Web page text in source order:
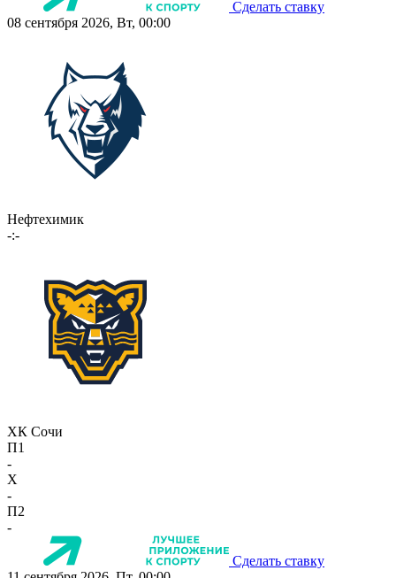
Сделать ставку
08 сентября 2026, Вт, 00:00
Нефтехимик
-:-
ХК Сочи
П1
-
X
-
П2
-
Сделать ставку